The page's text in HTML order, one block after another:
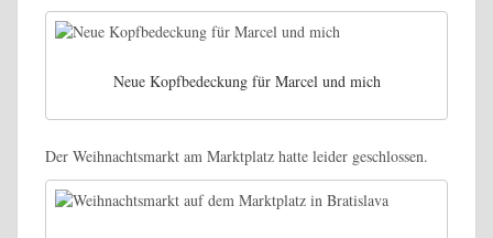
Neue Kopfbedeckung für Marcel und mich
Der Weihnachtsmarkt am Marktplatz hatte leider geschlossen.